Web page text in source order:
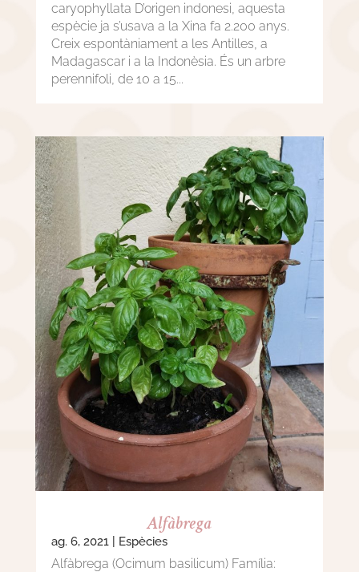
caryophyllata D’origen indonesi, aquesta
espècie ja s’usava a la Xina fa 2.200 anys.
Creix espontàniament a les Antilles, a
Madagascar i a la Indonèsia. És un arbre
perennifoli, de 10 a 15...
Alfàbrega
ag. 6, 2021| Espècies
Alfàbrega (Ocimum basilicum) Família: